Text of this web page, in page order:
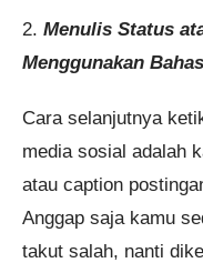
2. Menulis Status
Menggunakan
Cara selanjutnya
media sosial adalah
atau caption
Anggap saja kamu
takut salah, nanti